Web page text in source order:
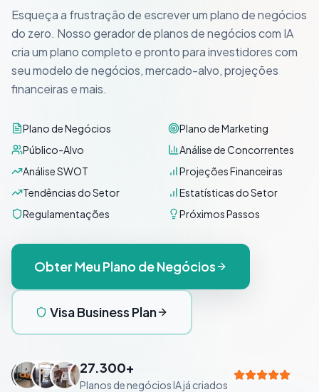
Esqueça a frustração de escrever um plano de negócios
do zero. Nosso gerador de planos de negócios com IA
cria um plano completo e pronto para investidores com
seu modelo de negócios, mercado-alvo, projeções
financeiras e mais.
Plano de Negócios
Plano de Marketing
Público-Alvo
Análise de Concorrentes
Análise SWOT
Projeções Financeiras
Tendências do Setor
Estatísticas do Setor
Regulamentações
Próximos Passos
Obter Meu Plano de Negócios
Visa Business Plan
27.300+
Planos de negócios IA já criados